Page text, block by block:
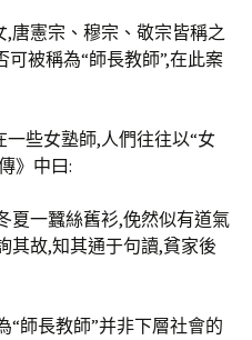
唐憲宗、穆宗、敬宗皆稱之
被稱為“師長教師”,在此案
些女塾師,人們往往以“女
》中曰:
夏一蠶絲舊衫,俛然似有道氣
其故,知其通于句讀,貧家後
“師長教師”并非下層社會的